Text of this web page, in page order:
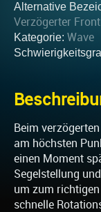
Alternative
Verzögerter
Kategorie: Wave
Beim
am höchsten
einen Moment
Segelstellung
um zum
schnelle